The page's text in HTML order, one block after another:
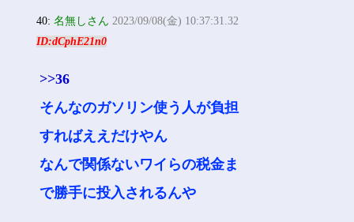
40:名無しさん 2023/09/08(金) 10:37:31.32
ID:dCphE21n0
>>36
そんなのガソリン使う人が負担
すればええだけやん
なんで関係ないワイらの税金ま
で勝手に投入されるんや